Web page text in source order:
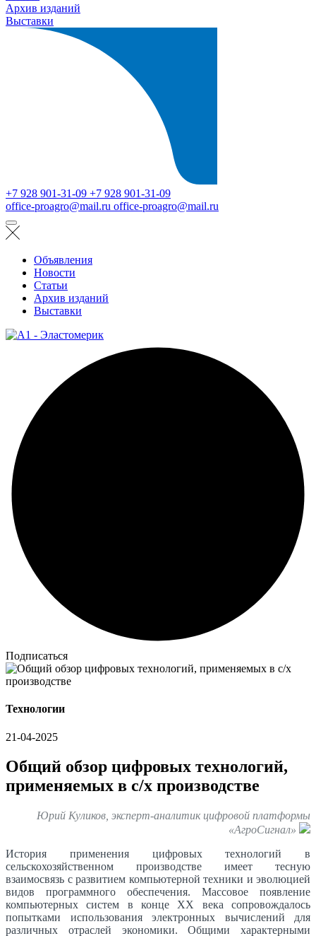
Архив изданий
Выставки
+7 928 901-31-09 +7 928 901-31-09
office-proagro@mail.ru office-proagro@mail.ru
Объявления
Новости
Статьи
Архив изданий
Выставки
Подписаться
Технологии
21-04-2025
Общий обзор цифровых технологий,
применяемых в с/х производстве
Юрий Куликов, эксперт-аналитик цифровой платформы
«АгроСигнал»
История применения цифровых технологий в
сельскохозяйственном производстве имеет тесную
взаимосвязь с развитием компьютерной техники и эволюцией
видов программного обеспечения. Массовое появление
компьютерных систем в конце ХХ века сопровождалось
попытками использования электронных вычислений для
различных отраслей экономики. Общими характерными